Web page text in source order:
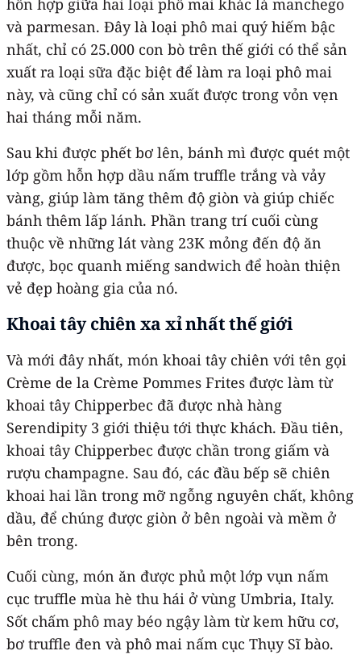
và parmesan. Đây là loại phô mai quý hiếm bậc
nhất, chỉ có 25.000 con bò trên thế giới có thể sản
xuất ra loại sữa đặc biệt để làm ra loại phô mai
này, và cũng chỉ có sản xuất được trong vỏn vẹn
hai tháng mỗi năm.
Sau khi được phết bơ lên, bánh mì được quét một
lớp gồm hỗn hợp dầu nấm truffle trắng và vảy
vàng, giúp làm tăng thêm độ giòn và giúp chiếc
bánh thêm lấp lánh. Phần trang trí cuối cùng
thuộc về những lát vàng 23K mỏng đến độ ăn
được, bọc quanh miếng sandwich để hoàn thiện
vẻ đẹp hoàng gia của nó.
Khoai tây chiên xa xỉ nhất thế giới
Và mới đây nhất, món khoai tây chiên với tên gọi
Crème de la Crème Pommes Frites được làm từ
khoai tây Chipperbec đã được nhà hàng
Serendipity 3 giới thiệu tới thực khách. Đầu tiên,
khoai tây Chipperbec được chần trong giấm và
rượu champagne. Sau đó, các đầu bếp sẽ chiên
khoai hai lần trong mỡ ngỗng nguyên chất, không
dầu, để chúng được giòn ở bên ngoài và mềm ở
bên trong.
Cuối cùng, món ăn được phủ một lớp vụn nấm
cục truffle mùa hè thu hái ở vùng Umbria, Italy.
Sốt chấm phô may béo ngậy làm từ kem hữu cơ,
bơ truffle đen và phô mai nấm cục Thụy Sĩ bào.